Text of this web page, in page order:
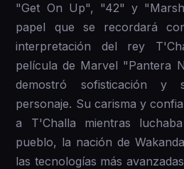
"Get On Up", "42" y
papel que se recordará
interpretación del rey
película de Marvel "Pantera
demostró sofisticación y
personaje. Su carisma y
a T'Challa mientras
pueblo, la nación de
las tecnologías más